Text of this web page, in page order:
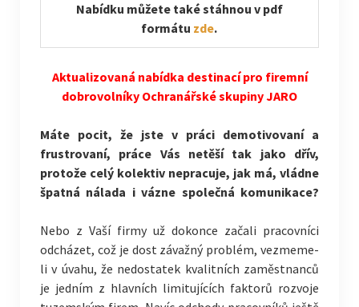
Nabídku můžete také stáhnou v pdf
formátu zde.
Aktualizovaná nabídka destinací pro firemní
dobrovolníky Ochranářské skupiny JARO
Máte pocit, že jste v práci demotivovaní a
frustrovaní, práce Vás netěší tak jako dřív,
protože celý kolektiv nepracuje, jak má, vládne
špatná nálada i vázne společná komunikace?
Nebo z Vaší firmy už dokonce začali pracovníci
odcházet, což je dost závažný problém, vezmeme-
li v úvahu, že nedostatek kvalitních zaměstnanců
je jedním z hlavních limitujících faktorů rozvoje